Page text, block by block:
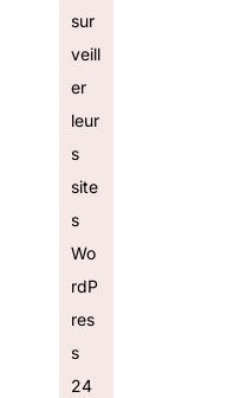
sur
veill
er
leur
s
site
s
Wo
rdP
res
s
24